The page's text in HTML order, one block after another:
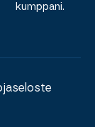
kumppani.